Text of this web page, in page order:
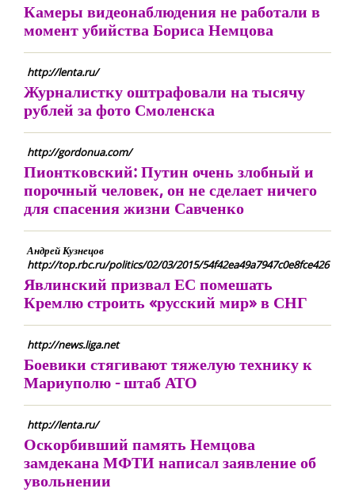
Камеры видеонаблюдения не работали в
момент убийства Бориса Немцова
http://lenta.ru/
Журналистку оштрафовали на тысячу
рублей за фото Смоленска
http://gordonua.com/
Пионтковский: Путин очень злобный и
порочный человек, он не сделает ничего
для спасения жизни Савченко
Андрей Кузнецов
http://top.rbc.ru/politics/02/03/2015/54f42ea49a7947c0e8fce426
Явлинский призвал ЕС помешать
Кремлю строить «русский мир» в СНГ
http://news.liga.net
Боевики стягивают тяжелую технику к
Мариуполю - штаб АТО
http://lenta.ru/
Оскорбивший память Немцова
замдекана МФТИ написал заявление об
увольнении